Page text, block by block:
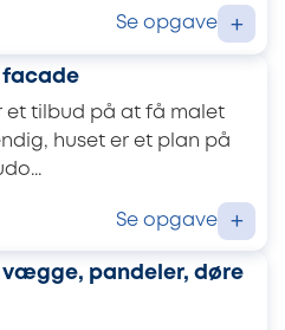
Se opgave +
facade
et tilbud på at få malet
huset er et plan på
Se opgave +
pandeler, døre